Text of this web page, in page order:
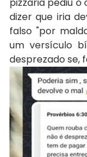
pizzaria pediu
dizer que iria
falso "por
um versículo
desprezado se,